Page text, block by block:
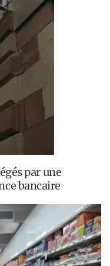
par une
bancaire